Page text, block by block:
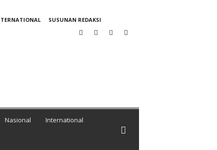
SUSUNAN REDAKSI
Nasional International